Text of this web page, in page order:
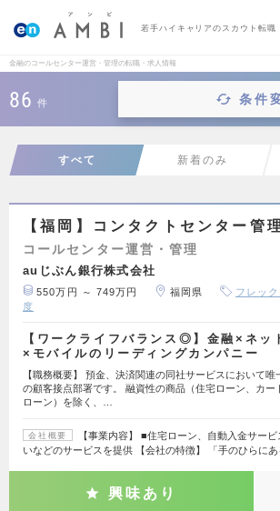
若手ハイキャリアのスカウト転職
金融のコールセンター運営・管理の転職・求人情報
86 件 条件
すべて 新着のみ
【福岡】コンタクトセンター管理
コールセンター運営・管理
auじぶん銀行株式会社
550万円 ～ 749万円 福岡県 フレッ
度
【ワークライフバランス◎】金融×ネッ
×モバイルのリーディングカンパニー
【職務概要】 預金、決済関連の同社サービスにおいて唯
の顧客接点部署です。 融資性の商品（住宅ローン、カー
ローン）を除く、…
会社概要
【事業内容】 ■住宅ローン、自動入金サー
いなどのサービスを提供 【会社の特徴】 「手のひらに
興味あり